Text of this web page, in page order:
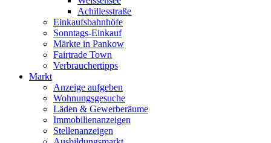
Achillesstraße
Einkaufsbahnhöfe
Sonntags-Einkauf
Märkte in Pankow
Fairtrade Town
Verbrauchertipps
Markt
Anzeige aufgeben
Wohnungsgesuche
Läden & Gewerberäume
Immobilienanzeigen
Stellenanzeigen